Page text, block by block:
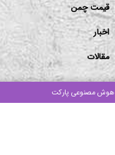
قیمت چمن
اخبار
مقالات
هوش مصنوعی پارکت